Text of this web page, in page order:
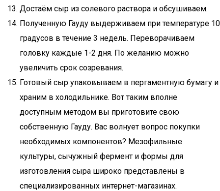
Достаём сыр из солевого раствора и обсушиваем.
Полученную Гауду выдерживаем при температуре 10
градусов в течение 3 недель. Переворачиваем
головку каждые 1-2 дня. По желанию можно
увеличить срок созревания.
Готовый сыр упаковываем в пергаментную бумагу и
храним в холодильнике. Вот таким вполне
доступным методом вы приготовите свою
собственную Гауду. Вас волнует вопрос покупки
необходимых компонентов? Мезофильные
культуры, сычужный фермент и формы для
изготовления сыра широко представлены в
специализированных интернет-магазинах.